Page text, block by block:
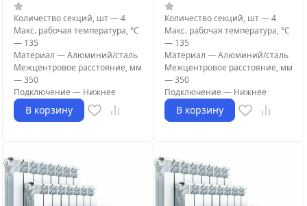
Количество секций, шт—4
Макс. рабочая температура, °С
— 135
Материал —Алюминий/сталь
Межцентровое расстояние, мм
—350
Подключение — Нижнее
В корзину
Количество секций, шт—4
Макс. рабочая температура, °С
— 135
Материал —Алюминий/сталь
Межцентровое расстояние, мм
—350
Подключение — Нижнее
В корзину